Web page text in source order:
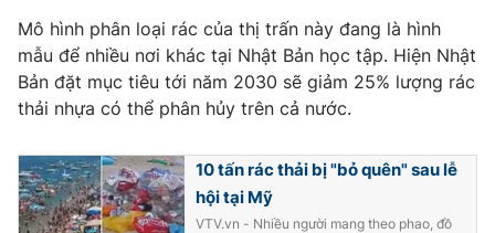
Thị trường
Tư vấn
Lịch phát sóng
Chuyên mục khác
Emagazine Podcast
Photo Infographic
Mô hình phân loại rác của thị trấn này đang là hình
mẫu để nhiều nơi khác tại Nhật Bản học tập. Hiện Nhật
Bản đặt mục tiêu tới năm 2030 sẽ giảm 25% lượng rác
thải nhựa có thể phân hủy trên cả nước.
10 tấn rác thải bị "bỏ quên" sau lễ
hội tại Mỹ
VTV.vn - Nhiều người mang theo phao, đồ